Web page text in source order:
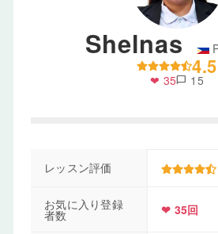
Shelnas
4.5
❤ 35chat_bubble 15
レッスン評価
お気に入り登録
者数 ❤ 35回